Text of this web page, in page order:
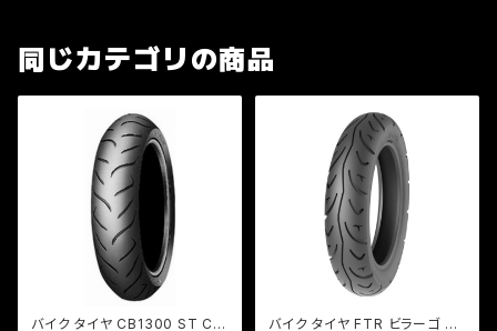
同じカテゴリの商品
バイク タイヤ CB1300 ST CB バイク タイヤ FTR ビラーゴ TI